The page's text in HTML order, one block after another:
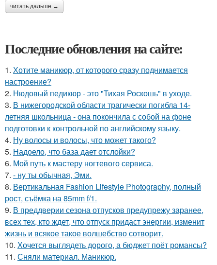
читать дальше →
Последние обновления на сайте:
1. Хотите маникюр, от которого сразу поднимается
настроение?
2. Нюдовый педикюр - это "Тихая Роскошь" в уходе.
3. В нижегородской области трагически погибла 14-
летняя школьница - она покончила с собой на фоне
подготовки к контрольной по английскому языку.
4. Ну волосы и волосы, что может такого?
5. Надоело, что база дает отслойки?
6. Мой путь к мастеру ногтевого сервиса.
7. - ну ты обычная, Эми.
8. Вертикальная Fashion Lifestyle Photography, полный
рост, съёмка на 85mm f/1.
9. В преддверии сезона отпусков предупрежу заранее,
всех тех, кто ждет, что отпуск придаст энергии, изменит
жизнь и всякое такое волшебство сотворит.
10. Хочется выглядеть дорого, а бюджет поёт романсы?
11. Сняли материал. Маникюр.